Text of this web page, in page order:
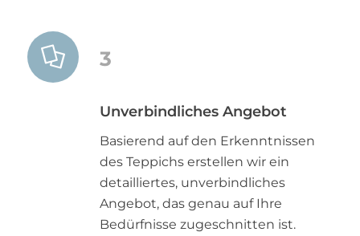
3
Unverbindliches Angebot
Basierend auf den Erkenntnissen
des Teppichs erstellen wir ein
detailliertes, unverbindliches
Angebot, das genau auf Ihre
Bedürfnisse zugeschnitten ist.